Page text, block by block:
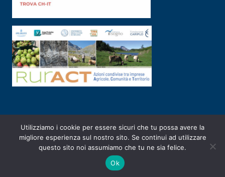
PRIVACY POLICY|2003-2026 ©ARSUNIVCO|Designed byE-SERV
Utilizziamo i cookie per essere sicuri che tu possa avere la
migliore esperienza sul nostro sito. Se continui ad utilizzare
questo sito noi assumiamo che tu ne sia felice.
Ok